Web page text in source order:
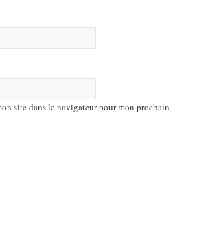
site dans le navigateur pour mon prochain